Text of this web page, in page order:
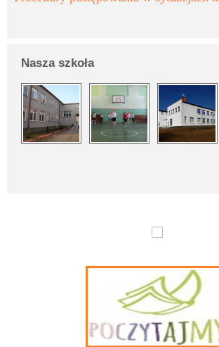
Nasza szkoła